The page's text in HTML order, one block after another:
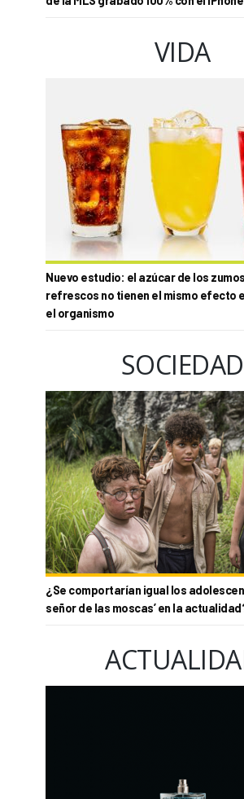
VIDA
Nuevo estudio: el azúcar de los
refrescos no tienen el mismo efecto
el organismo
SOCIEDAD
¿Se comportarían igual los
señor de las moscas’ en la